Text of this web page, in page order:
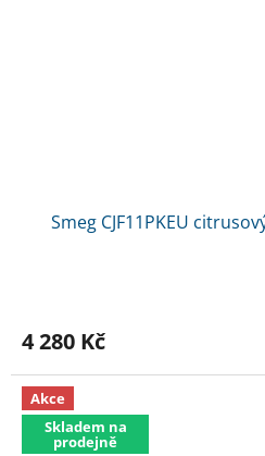
Smeg CJF11PKEU
4 280 Kč
Akce
Skladem na
prodejně